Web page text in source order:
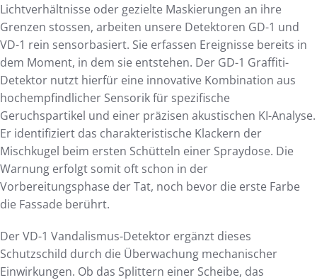
Lichtverhältnisse oder gezielte Maskierungen an ihre
Grenzen stossen, arbeiten unsere Detektoren GD-1 und
VD-1 rein sensorbasiert. Sie erfassen Ereignisse bereits in
dem Moment, in dem sie entstehen. Der GD-1 Graffiti-
Detektor nutzt hierfür eine innovative Kombination aus
hochempfindlicher Sensorik für spezifische
Geruchspartikel und einer präzisen akustischen KI-Analyse.
Er identifiziert das charakteristische Klackern der
Mischkugel beim ersten Schütteln einer Spraydose. Die
Warnung erfolgt somit oft schon in der
Vorbereitungsphase der Tat, noch bevor die erste Farbe
die Fassade berührt.
Der VD-1 Vandalismus-Detektor ergänzt dieses
Schutzschild durch die Überwachung mechanischer
Einwirkungen. Ob das Splittern einer Scheibe, das